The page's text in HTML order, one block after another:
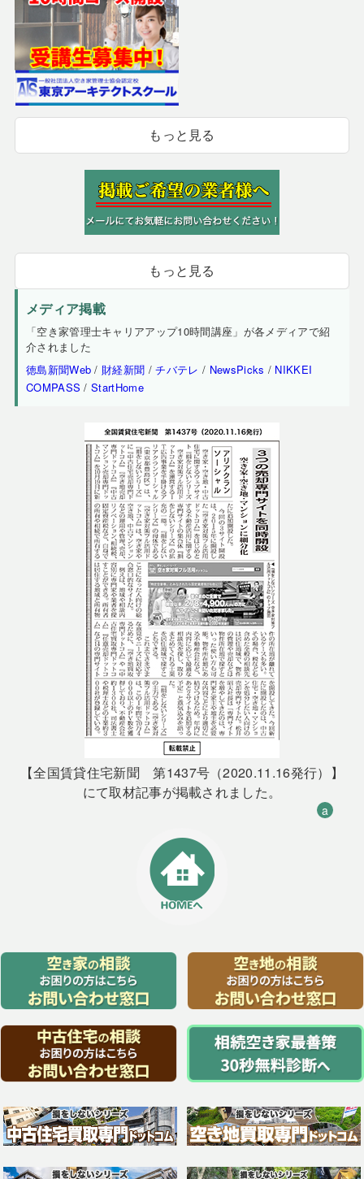
もっと見る
もっと見る
メディア掲載
「空き家管理士キャリアアップ10時間講座」が各メディアで紹
介されました
徳島新聞Web / 財経新聞 /チバテレ / NewsPicks / NIKKEI
COMPASS /StartHome
【全国賃貸住宅新聞 第1437号（2020.11.16発行）】
にて取材記事が掲載されました。
a